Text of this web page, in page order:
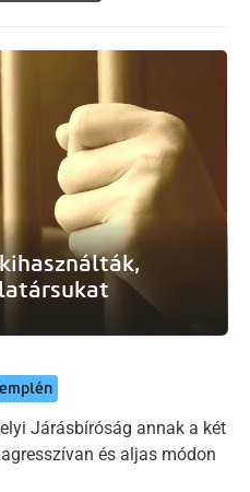
Járásbíróság annak a két
és aljas módon